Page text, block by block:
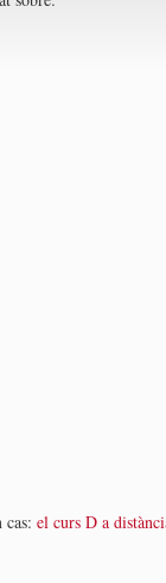
el curs D a